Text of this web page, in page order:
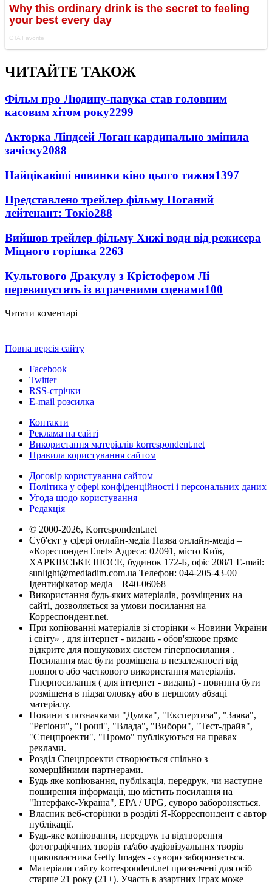
ЧИТАЙТЕ ТАКОЖ
Фільм про Людину-павука став головним
касовим хітом року2299
Акторка Ліндсей Логан кардинально змінила
зачіску2088
Найцікавіші новинки кіно цього тижня1397
Представлено трейлер фільму Поганий
лейтенант: Токіо288
Вийшов трейлер фільму Хижі води від режисера
Міцного горішка 2263
Культового Дракулу з Крістофером Лі
перевипустять із втраченими сценами100
Читати коментарі
Повна версія сайту
Facebook
Twitter
RSS-стрічки
E-mail розсилка
Контакти
Реклама на сайті
Використання матеріалів korrespondent.net
Правила користування сайтом
Договір користування сайтом
Політика у сфері конфіденційності і персональних даних
Угода щодо користування
Редакція
© 2000-2026, Korrespondent.net
Суб'єкт у сфері онлайн-медіа Назва онлайн-медіа –
«КореспонденТ.net» Адреса: 02091, місто Київ,
ХАРКІВСЬКЕ ШОСЕ, будинок 172-Б, офіс 208/1 E-mail:
sunlight@mediadim.com.ua Телефон: 044-205-43-00
Ідентифікатор медіа – R40-06068
Використання будь-яких матеріалів, розміщених на
сайті, дозволяється за умови посилання на
Корреспондент.net.
При копіюванні матеріалів зі сторінки « Новини України
і світу» , для інтернет - видань - обов'язкове пряме
відкрите для пошукових систем гіперпосилання .
Посилання має бути розміщена в незалежності від
повного або часткового використання матеріалів.
Гіперпосилання ( для інтернет - видань) - повинна бути
розміщена в підзаголовку або в першому абзаці
матеріалу.
Новини з позначками "Думка", "Експертиза", "Заява",
"Регіони", "Гроші", "Влада", "Вибори", "Тест-драйв",
"Спецпроекти", "Промо" публікуються на правах
реклами.
Розділ Спецпроекти створюється спільно з
комерційними партнерами.
Будь яке копіювання, публікація, передрук, чи наступне
поширення інформації, що містить посилання на
"Інтерфакс-Україна", EPA / UPG, суворо забороняється.
Власник веб-сторінки в розділі Я-Корреспондент є автор
публікації.
Будь-яке копіювання, передрук та відтворення
фотографічних творів та/або аудіовізуальних творів
правовласника Getty Images - суворо забороняється.
Матеріали сайту korrespondent.net призначені для осіб
старше 21 року (21+). Участь в азартних іграх може